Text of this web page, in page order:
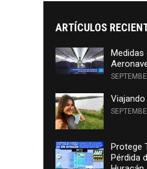
ARTÍCULOS
Medidas
Protege
Pérdida